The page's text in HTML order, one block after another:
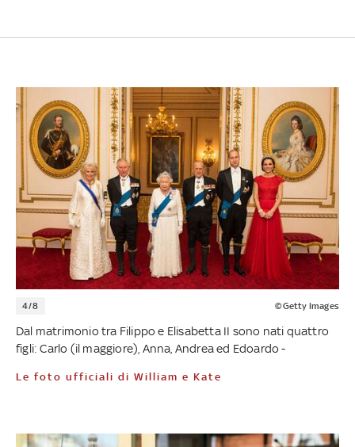
4/8 ©Getty Images
Dal matrimonio tra Filippo e Elisabetta II sono nati quattro
figli: Carlo (il maggiore), Anna, Andrea ed Edoardo -
Le foto ufficiali di William e Kate